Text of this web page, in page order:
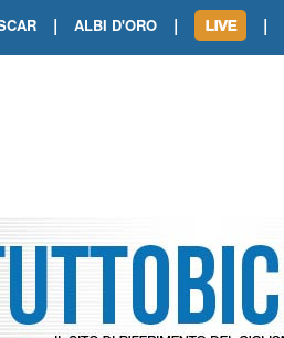
| ALBI D'ORO |
TOUR DE
TOUR DE
|